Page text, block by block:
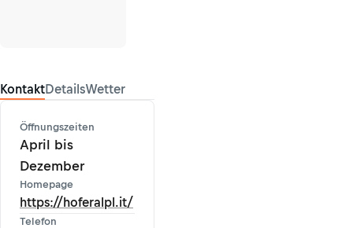
KontaktDetailsWetter
Öffnungszeiten
April bis
Dezember
Homepage
https://hoferalpl.it/
Telefon